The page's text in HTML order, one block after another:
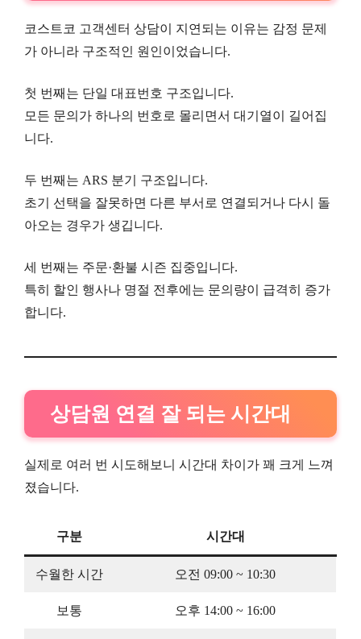
코스트코 고객센터 상담이 지연되는 이유는 감정 문제
가 아니라 구조적인 원인이었습니다.
첫 번째는 단일 대표번호 구조입니다.
모든 문의가 하나의 번호로 몰리면서 대기열이 길어집
니다.
두 번째는 ARS 분기 구조입니다.
초기 선택을 잘못하면 다른 부서로 연결되거나 다시 돌
아오는 경우가 생깁니다.
세 번째는 주문·환불 시즌 집중입니다.
특히 할인 행사나 명절 전후에는 문의량이 급격히 증가
합니다.
상담원 연결 잘 되는 시간대
실제로 여러 번 시도해보니 시간대 차이가 꽤 크게 느껴
졌습니다.
구분 시간대
수월한 시간 오전 09:00 ~ 10:30
보통 오후 14:00 ~ 16:00